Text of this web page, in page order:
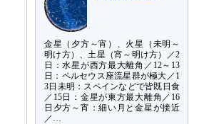
金星（夕方～宵）、火星（未明～
明け方）、土星（宵～明け方）／2
日：水星が西方最大離角／12～13
日：ペルセウス座流星群が極大／1
3日未明：スペインなどで皆既日食
／15日：金星が東方最大離角／16
日夕方～宵：細い月と金星が接近
／…